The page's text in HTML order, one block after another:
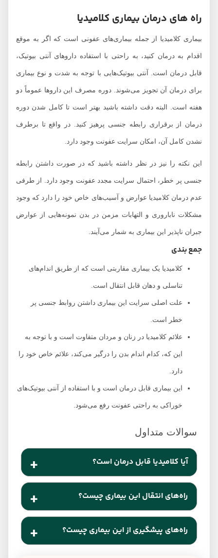
راه های درمان بیماری کلامیدیا
بیماری کلامیدیا از جمله بیماری‌های عفونی است که اگر به موقع
اقدام به درمان کنید، به راحتی با استفاده داروهای آنتی بیوتیک،
قابل درمان است. آنتی بیوتیک‌هایی با توجه به شدت و نوع بیماری
برای درمان آن تجویز می‌شوند. دوره مصرف این داروها عموماً دو
هفته است. البته دقت داشته باشید بهتر است تا کامل شدن دوره
درمان از برقراری رابطه جنسی پرهیز کنید. در واقع تا برطرف
نشدن کامل آن، امکان سرایت عفونت وجود دارد.
این نکته را نیز در نظر داشته باشید که در صورت داشتن رابطه
جنسی پر خطر، احتمال سرایت مجدد عفونت وجود دارد. از طرفی
عدم درمان کلامیدیا عوارض و آسیب‌های خاص خود را دارد که وجود
مشکلات ناباروری و التهابات مزمن در بدن نمونه‌هایی از عوارض
جبران ناپذیر این بیماری به شمار می‌آیند.
جمع بندی
کلامیدیا یک بیماری مقاربتی است که از طریق اندام‌های
تناسلی و دهان قابل انتقال است.
علت اصلی سرایت این بیماری داشتن روابط جنسی پر
خطر است.
علائم کلامیدیا در زنان و مردان متفاوت است و با توجه به
این که، کدام اندام بدن را درگیر می‌کند، علائم خاص خود را
این بیماری قابل درمان است و با استفاده از آنتی بیوتیک‌های
خوراکی به راحتی عفونت رفع می‌شود.
آیا کلامیدیا قابل درمان است؟
بله. کلامیدیا یک بیماری باکتریایی است و به راحتی با
مصرف به موقع آنتی بیوتیک‌های خوراکی قابل درمان
خواهد بود.
راه‌های انتقال این بیماری چیست؟
باکتری کلامیدیا در روابط جنسی محافظت نشده، از
طریق مقعد، دستگاه تناسلی و دهان قابل انتقال است.
راه‌های پیشگیری از این بیماری چیست؟